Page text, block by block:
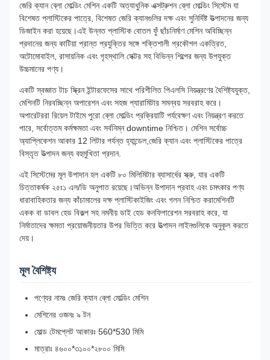
জেরি ক্যান ব্লো মোল্ডিং মেশিন একটি অত্যাধুনিক এক্সট্রুশন ব্লো মোল্ডিং সিস্টেম যা
বিশেষত প্লাস্টিকের পাত্রে, বিশেষত জেরি ক্যানগুলির দক্ষ এবং সুনির্দিষ্ট উত্পাদনের জন্য
ডিজাইন করা হয়েছে।এই উন্নত প্লাস্টিক বোতল ফুঁ ছাঁচনির্মাণ মেশিন অবিচ্ছিন্ন
প্রদানের জন্য কাটিয়া প্রান্ত প্রযুক্তির সঙ্গে শক্তিশালী প্রকৌশল একত্রিত,
অটোমোবাইল, রাসায়নিক এবং গৃহস্থালি সেক্টর সহ বিভিন্ন শিল্পের জন্য উপযুক্ত
উচ্চমানের পণ্য।
একটি স্বজ্ঞাত টাচ স্ক্রিন ইন্টারফেসের সাথে পরিশীলিত পিএলসি নিয়ন্ত্রণের বৈশিষ্ট্যযুক্ত,
মেশিনটি নিরবচ্ছিন্ন অপারেশন এবং সহজ প্যারামিটার সমন্বয় সরবরাহ করে।
অপারেটররা রিয়েল টাইমে পুরো ব্লো মোল্ডিং প্রক্রিয়াটি পর্যবেক্ষণ এবং নিয়ন্ত্রণ করতে
পারে, সর্বোত্তম কর্মক্ষমতা এবং সর্বনিম্ন downtime নিশ্চিত। মেশিন সর্বোচ্চ
অ্যাপ্লিকেশন আকার 12 লিটার পর্যন্ত হ্যান্ডেল,জেরি ক্যান এবং প্লাস্টিকের পাত্রে
বিস্তৃত উত্পাদন জন্য বহুমুখিতা প্রদান.
এই সিস্টেমের মূল উপাদান হল একটি ৮০ মিলিমিটার ব্যাসার্ধের স্ক্রু, যার একটি
চিত্তাকর্ষক ২৫ঃ১ এল/ডি অনুপাত রয়েছে।অভিন্ন উপাদান প্রবাহ এবং চমৎকার পণ্য
ধারাবাহিকতার জন্য কাঁচামালের দক্ষ প্লাস্টিকাইজিং এবং গলন নিশ্চিত করামেশিনটি
একক বা ডাবল হেড বিকল্প সহ নমনীয় ডাই হেড কনফিগারেশন সরবরাহ করে, যা
নির্মাতাদের ক্ষমতা প্রয়োজনীয়তার উপর ভিত্তি করে উত্পাদন লাইনগুলিকে অনুকূল করতে
দেয়।
মূল বৈশিষ্ট্য
পণ্যের নামঃ জেরি ক্যান ব্লো মোল্ডিং মেশিন
মেশিনের ওজনঃ ৯ টন
মোল্ড টেমপ্লেট আকারঃ 560*530 মিমি
মাত্রাঃ ৪৬০০*৩১০০*২৮০০ মিমি